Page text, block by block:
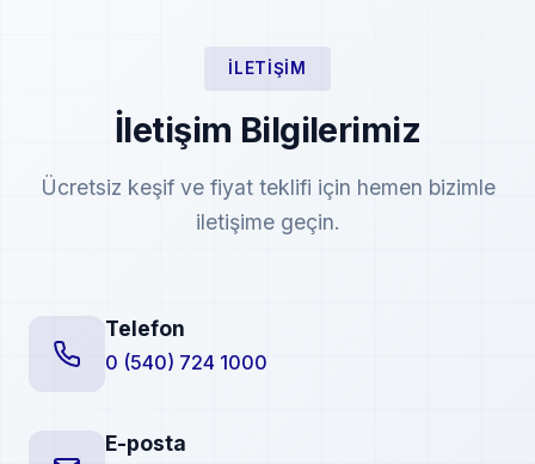
İLETIŞIM
İletişim Bilgilerimiz
Ücretsiz keşif ve fiyat teklifi için hemen bizimle
iletişime geçin.
Telefon
0 (540) 724 1000
E-posta